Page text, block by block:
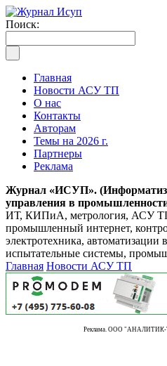
Поиск:
Главная
Новости АСУ ТП
О нас
Контакты
Авторам
Темы на 2026 г.
Партнеры
Реклама
Журнал «ИСУП».
управления в
ИТ, КИПиА, метрология, АСУ
промышленный интернет,
электротехника,
испытательные системы,
Главная Новости АСУ ТП
Реклама. ООО